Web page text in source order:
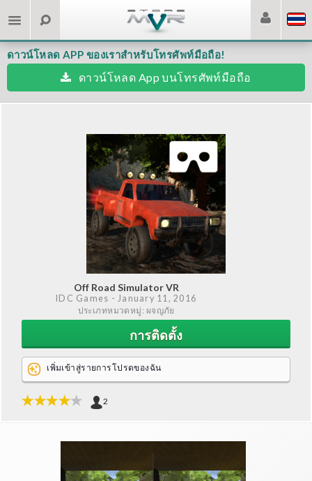
ดาวน์โหลด APP ของเราสำหรับโทรศัพท์มือถือ!
ดาวน์โหลด App บนโทรศัพท์มือถือ
Off Road Simulator VR
IDC Games - January 11, 2016
ประเภทหมวดหมู่: ผจญภัย
การติดตั้ง
เพิ่มเข้าสู่รายการโปรดของฉัน
2